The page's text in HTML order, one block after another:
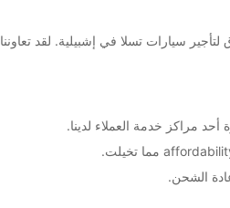
سيارات تسلا في إشبيلية. لقد
مراكز خدمة العملاء لدينا.
الشحن.